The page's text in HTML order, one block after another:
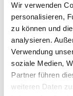
Wir verwenden
personalisieren,
zu können und
analysieren.
Verwendung
soziale Medien,
Partner führen
weiteren Daten
Daten nach
geltenden
Sämtliche
und erhalten nur
Zeitraum Zugang
Leistungen
Plausible